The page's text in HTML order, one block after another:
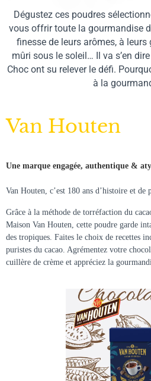
Dégustez ces poudres
vous offrir toute la gourmandise
finesse de leurs arômes, à
mûri sous le soleil… Il va s’en
Choc ont su relever le défi.
à la
Van Houten
Une marque engagée, authentique &
Van Houten, c’est 180 ans d’histoire et de
Grâce à la méthode de torréfaction du
Maison Van Houten, cette poudre garde
des tropiques. Faites le choix de recettes
puristes du cacao. Agrémentez votre
cuillère de crème et appréciez la